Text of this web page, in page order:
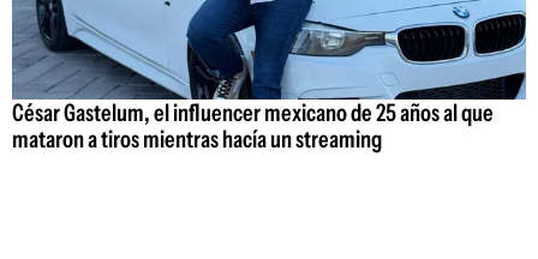
César Gastelum, el influencer mexicano de 25 años al que
mataron a tiros mientras hacía un streaming